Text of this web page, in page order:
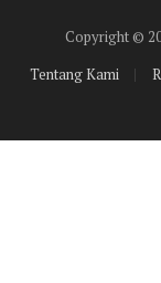
Copyright ©
Tentang Kami